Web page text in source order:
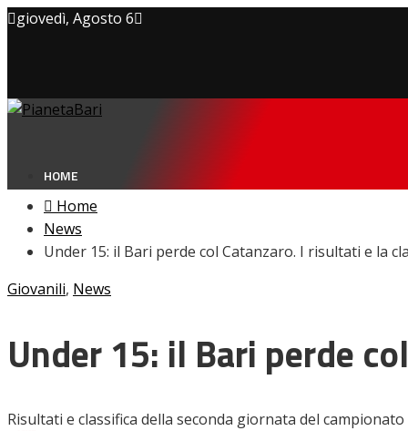
giovedì, Agosto 6
Cookie Policy
HOME
NEWS
Amarcord
Giovanili
Le pagelle
Home
News
Under 15: il Bari perde col Catanzaro. I risultati e la
Giovanili, News
Under 15: il Bari perde
Risultati e classifica della seconda giornata del